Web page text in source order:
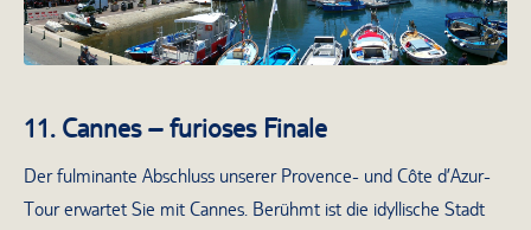
11. Cannes – furioses Finale
Der fulminante Abschluss unserer Provence- und Côte d’Azur-
Tour erwartet Sie mit Cannes. Berühmt ist die idyllische Stadt